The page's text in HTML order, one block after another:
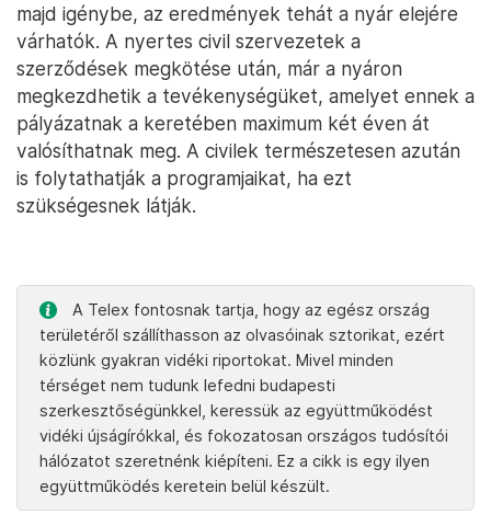
majd igénybe, az eredmények tehát a nyár elejére
várhatók. A nyertes civil szervezetek a
szerződések megkötése után, már a nyáron
megkezdhetik a tevékenységüket, amelyet ennek a
pályázatnak a keretében maximum két éven át
valósíthatnak meg. A civilek természetesen azután
is folytathatják a programjaikat, ha ezt
szükségesnek látják.
A Telex fontosnak tartja, hogy az egész ország
területéről szállíthasson az olvasóinak sztorikat, ezért
közlünk gyakran vidéki riportokat. Mivel minden
térséget nem tudunk lefedni budapesti
szerkesztőségünkkel, keressük az együttműködést
vidéki újságírókkal, és fokozatosan országos tudósítói
hálózatot szeretnénk kiépíteni. Ez a cikk is egy ilyen
együttműködés keretein belül készült.